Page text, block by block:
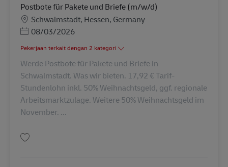
Postbote für Pakete und Briefe (m/w/d)
LokasiSchwalmstadt, Hessen, Germany
Posted Date
08/03/2026
Pekerjaan terkait dengan 2 kategori
Werde Postbote für Pakete und Briefe in
Schwalmstadt. Was wir bieten. 17,92 € Tarif-
Stundenlohn inkl. 50% Weihnachtsgeld, ggf. regionale
Arbeitsmarktzulage. Weitere 50% Weihnachtsgeld im
November. ...